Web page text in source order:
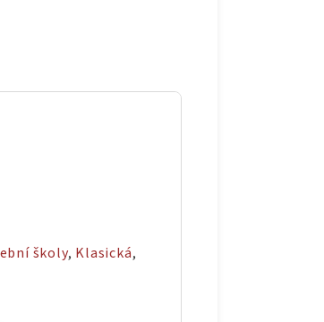
školy, Klasická,